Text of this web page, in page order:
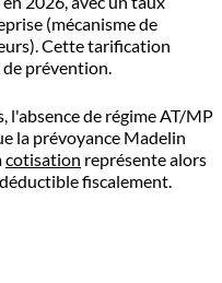
(mécanisme de
Cette tarification
prévention.
l'absence de régime AT/MP
la prévoyance Madelin
cotisation représente alors
fiscalement.